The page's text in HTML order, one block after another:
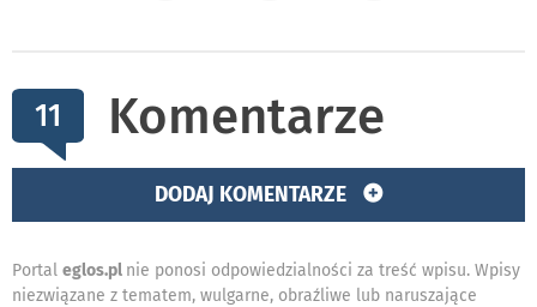
11 Komentarze
DODAJ KOMENTARZE
Portal eglos.pl nie ponosi odpowiedzialności za treść wpisu. Wpisy
niezwiązane z tematem, wulgarne, obraźliwe lub naruszające